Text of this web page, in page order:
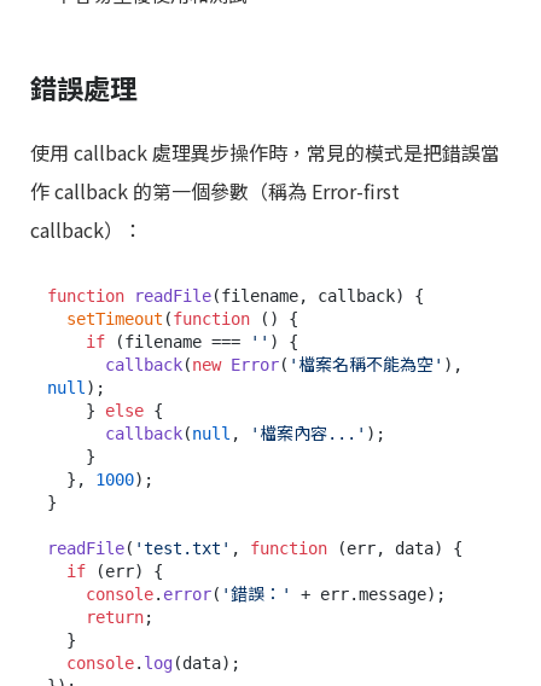
錯誤處理
使用 callback 處理異步操作時，常見的模式是把錯誤當
作 callback 的第一個參數（稱為 Error-first
callback）：
function readFile(filename, callback) {
setTimeout (function ( ) {
if (filename === '' ) {
callback(new Error( '檔案名稱不能為空'
null );
    }
else {
callback(null , '檔案內容...' );
  },
1000);
}
readFile( 'test.txt' , function (err, data) {
if (err) {
console. error( '錯誤：' + err.message);
return;
console. log(data);